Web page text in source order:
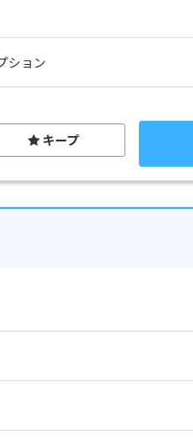
ション
キープ